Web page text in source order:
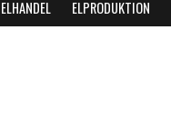
ELHANDEL ELPRODUKTION